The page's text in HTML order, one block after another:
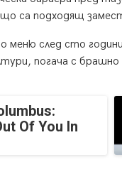
са подходящ
меню след сто
погача с
Of You In